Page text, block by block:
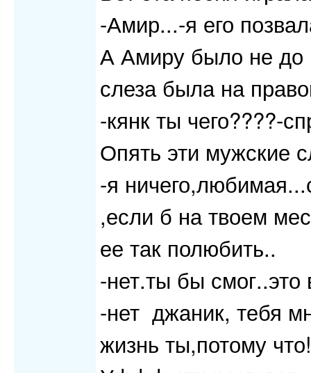
-Амир...-я его
А Амиру было не до
слеза была на
-кянк ты чего????-
Опять эти мужские
-я
,если б на твоем
ее так полюбить..
-нет.ты бы смог..это
-нет джаник, тебя
жизнь ты,потому что!